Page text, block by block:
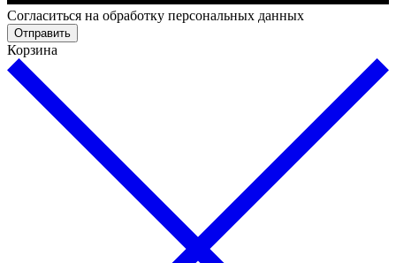
Cогласиться на обработку персональных данных
Отправить
Корзина